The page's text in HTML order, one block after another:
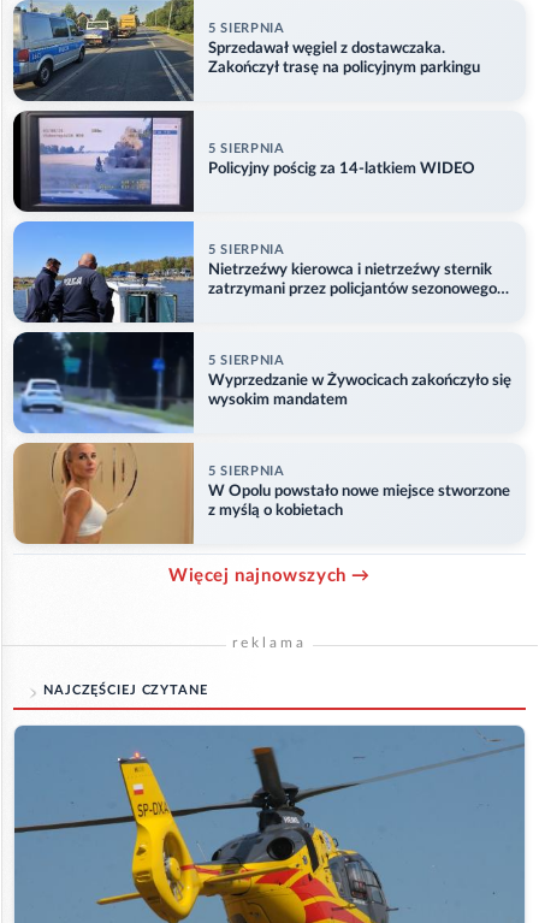
5 SIERPNIA
Sprzedawał węgiel z dostawczaka.
Zakończył trasę na policyjnym parkingu
5 SIERPNIA
Policyjny pościg za 14-latkiem WIDEO
5 SIERPNIA
Nietrzeźwy kierowca i nietrzeźwy sternik
zatrzymani przez policjantów sezonowego
5 SIERPNIA
Wyprzedzanie w Żywocicach zakończyło się
wysokim mandatem
5 SIERPNIA
W Opolu powstało nowe miejsce stworzone
z myślą o kobietach
Więcej najnowszych →
reklama
NAJCZĘŚCIEJ CZYTANE